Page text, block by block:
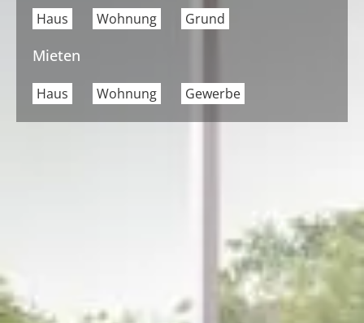
Haus Wohnung Grund
Mieten
Haus Wohnung Gewerbe